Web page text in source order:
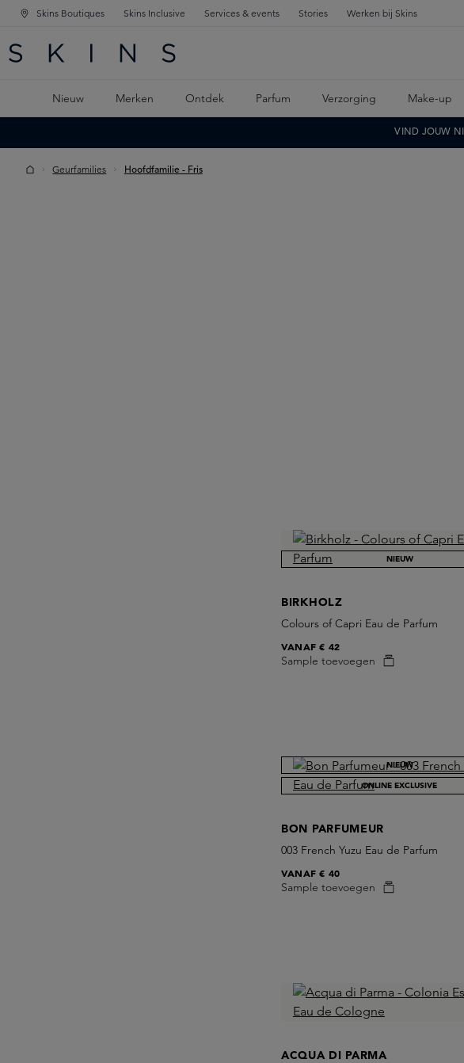
NAVIGATIE
DE HOOFDINHOUD
Skins Boutiques Skins Inclusive Services & events Stories Werken bij Skins
Nieuw Merken Ontdek Parfum Verzorging Make-up
VIND JOUW
Geurfamilies Hoofdfamilie - Fris
NIEUW
BIRKHOLZ
Colours of Capri Eau de Parfum
Sample toevoegen
VANAF€ 42
NIEUW
ONLINE EXCLUSIVE
BON PARFUMEUR
003 French Yuzu Eau de Parfum
Sample toevoegen
VANAF€ 40
ACQUA DI PARMA